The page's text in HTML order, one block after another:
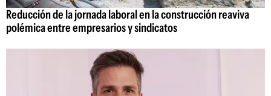
Reducción de la jornada laboral en la construcción reaviva
polémica entre empresarios y sindicatos